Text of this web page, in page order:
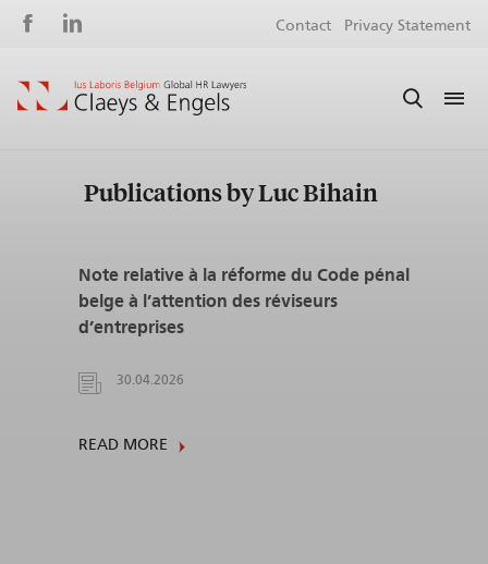
Social
Contact Privacy Statement
Publications by Luc Bihain
Note relative à la réforme du Code pénal
belge à l’attention des réviseurs
d’entreprises
30.04.2026
READ MORE